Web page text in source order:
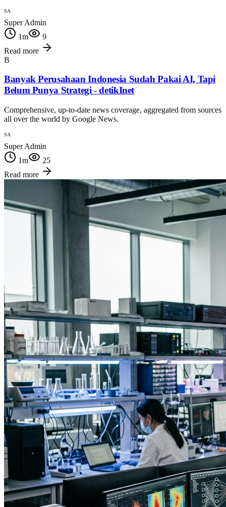
SA
Super Admin
1m
9
Read more
B
Banyak Perusahaan Indonesia Sudah Pakai AI, Tapi
Belum Punya Strategi - detikInet
Comprehensive, up-to-date news coverage, aggregated from sources
all over the world by Google News.
SA
Super Admin
1m
25
Read more